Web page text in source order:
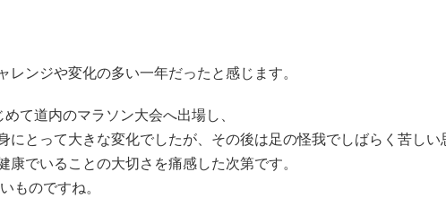
ンジや変化の多い一年だったと感じます。
て道内のマラソン大会へ出場し、
にとって大きな変化でしたが、その後は足の怪我でしばらく苦しい
康でいることの大切さを痛感した次第です。
ものですね。